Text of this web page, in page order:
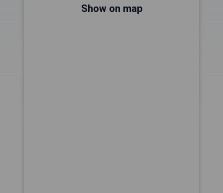
Show on map